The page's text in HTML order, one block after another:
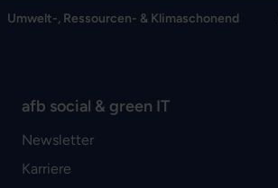
Umwelt-, Ressourcen- & Klimaschonend
afb social & green IT
Newsletter
Karriere